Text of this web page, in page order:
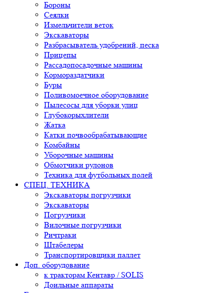
Бороны
Сеялки
Измельчители веток
Экскаваторы
Разбрасыватель удобрений, песка
Прицепы
Рассадопосадочные машины
Кормораздатчики
Буры
Поливомоечное оборудование
Пылесосы для уборки улиц
Глубокорыхлители
Жатка
Катки почвообрабатывающие
Комбайны
Уборочные машины
Обмотчики рулонов
Техника для футбольных полей
СПЕЦ. ТЕХНИКА
Экскаваторы погрузчики
Экскаваторы
Погрузчики
Вилочные погрузчики
Ричтраки
Штабелеры
Транспортировщики паллет
Доп. оборудование
к тракторам Кентавр / SOLIS
Доильные аппараты